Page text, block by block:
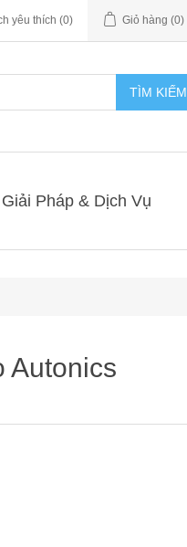
yêu thích (0) Giỏ hàng (0)
TÌM KIẾM
Giải Pháp & Dịch Vụ
Autonics